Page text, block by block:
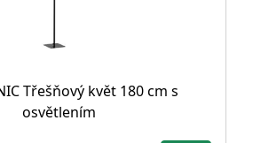
Třešňový květ 180 cm s
osvětlením